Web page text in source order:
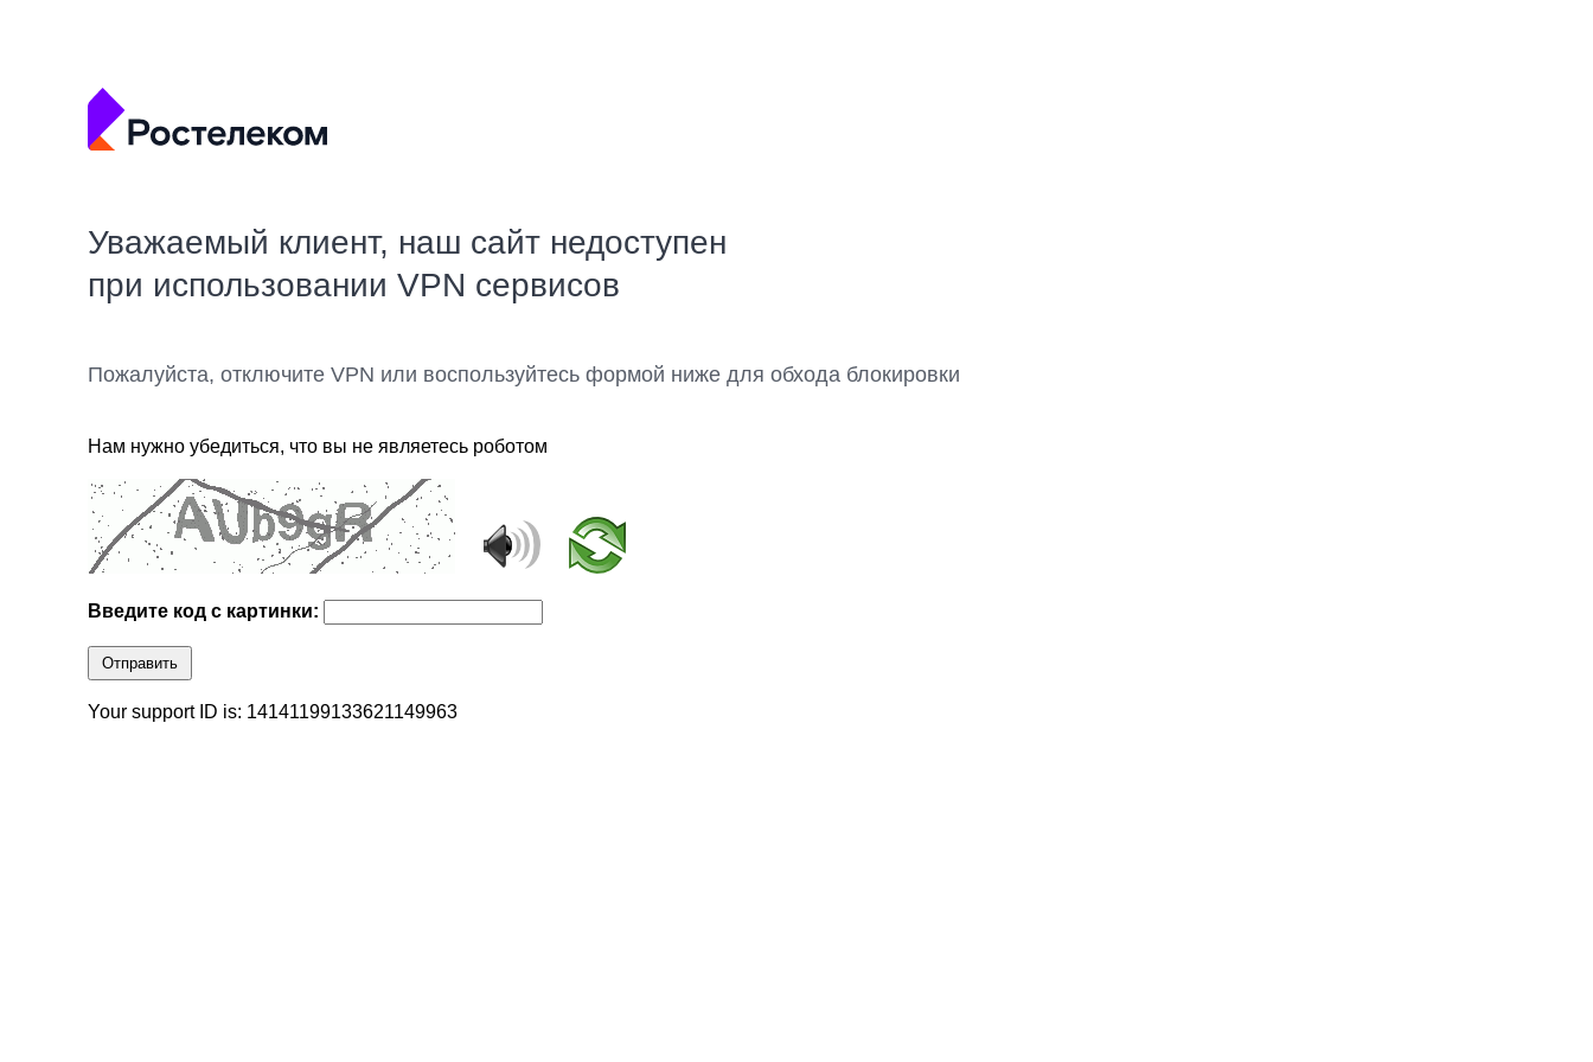
Уважаемый клиент, наш сайт недоступен
при использовании VPN сервисов
Пожалуйста, отключите VPN или воспользуйтесь формой ниже для обхода блокировки
Нам нужно убедиться, что вы не являетесь роботом
Введите код с картинки:
Отправить
Your support ID is: 14141199133621149963